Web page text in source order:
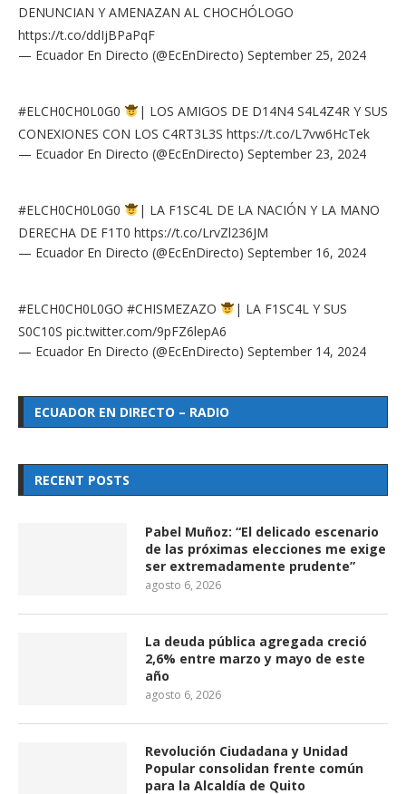
DENUNCIAN Y AMENAZAN AL CHOCHÓLOGO
https://t.co/ddIjBPaPqF
— Ecuador En Directo (@EcEnDirecto) September 25, 2024
#ELCH0CH0L0G0
| LOS AMIGOS DE D14N4 S4L4Z4R Y SUS
CONEXIONES CON LOS C4RT3L3S https://t.co/L7vw6HcTek
— Ecuador En Directo (@EcEnDirecto) September 23, 2024
#ELCH0CH0L0G0
| LA F1SC4L DE LA NACIÓN Y LA MANO
DERECHA DE F1T0 https://t.co/LrvZl236JM
— Ecuador En Directo (@EcEnDirecto) September 16, 2024
#ELCH0CH0L0GO #CHISMEZAZO
| LA F1SC4L Y SUS
S0C10S pic.twitter.com/9pFZ6lepA6
— Ecuador En Directo (@EcEnDirecto) September 14, 2024
ECUADOR EN DIRECTO – RADIO
RECENT POSTS
Pabel Muñoz: “El delicado escenario
de las próximas elecciones me exige
ser extremadamente prudente”
agosto 6, 2026
La deuda pública agregada creció
2,6% entre marzo y mayo de este
año
agosto 6, 2026
Revolución Ciudadana y Unidad
Popular consolidan frente común
para la Alcaldía de Quito